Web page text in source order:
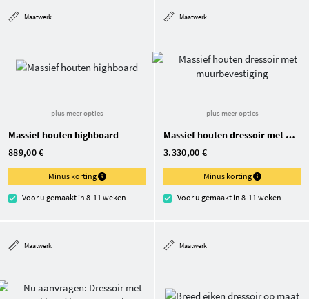
Maatwerk
plus meer opties
Massief houten highboard
889,00 €
Minus korting
Voor u gemaakt in 8-11 weken
Maatwerk
plus meer opties
Massief houten dressoir met muurbevestiging
3.330,00 €
Minus korting
Voor u gemaakt in 8-11 weken
Maatwerk Maatwerk